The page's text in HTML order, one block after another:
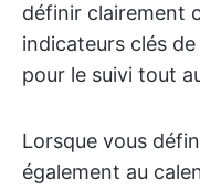
définir clairement
indicateurs clés
pour le suivi tout
Lorsque vous
également au